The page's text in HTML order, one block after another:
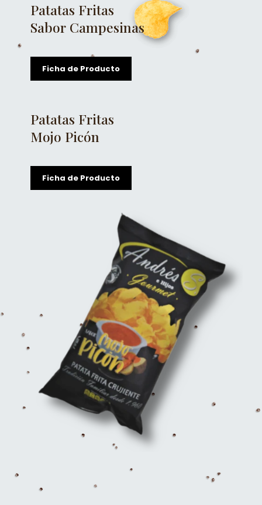
Patatas Fritas
Sabor Campesinas
Ficha de Producto
Patatas Fritas
Mojo Picón
Ficha de Producto